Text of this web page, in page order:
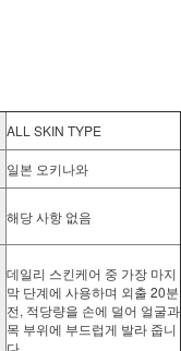
ALL SKIN TYPE
일본 오키나와
해당 사항 없음
데일리 스킨케어 중 가장 마지
막 단계에 사용하며 외출 20분
전, 적당량을 손에 덜어 얼굴과
목 부위에 부드럽게 발라 줍니
다.